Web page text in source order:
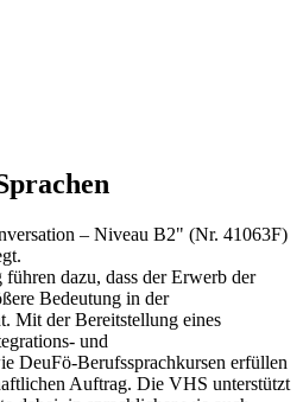
– Niveau B2" (Nr. 41063F)
dazu, dass der Erwerb der
Bedeutung in der
Mit der Bereitstellung eines
und
DeuFö-Berufssprachkursen erfüllen
Auftrag. Die VHS unterstützt